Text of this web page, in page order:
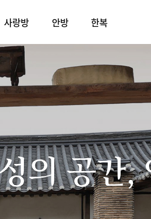
사랑방 안방 한복
의 공간,